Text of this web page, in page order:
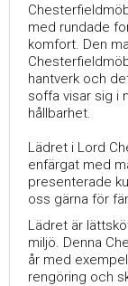
med rundade
komfort. Den
hantverk och
soffa visar sig i
hållbarhet.
Lädret i Lord
enfärgat med
presenterade
oss gärna för
Lädret är
miljö. Denna
år med
rengöring och